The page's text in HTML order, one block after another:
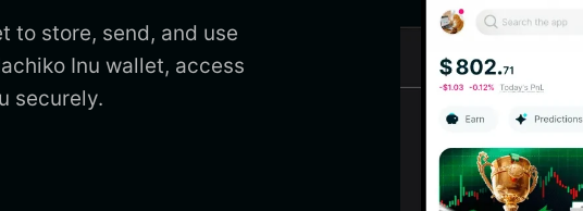
to store, send, and use
Inu wallet, access
securely.